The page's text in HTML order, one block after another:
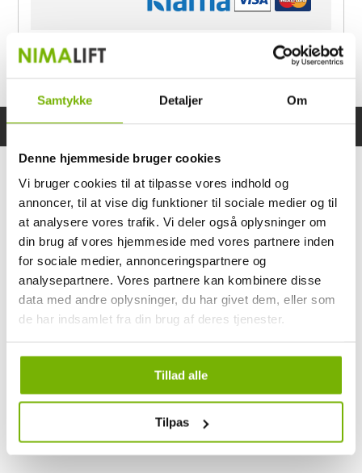
Samtykke Detaljer Om
Denne hjemmeside bruger cookies
Vi bruger cookies til at tilpasse vores indhold og
annoncer, til at vise dig funktioner til sociale medier og til
at analysere vores trafik. Vi deler også oplysninger om
din brug af vores hjemmeside med vores partnere inden
for sociale medier, annonceringspartnere og
analysepartnere. Vores partnere kan kombinere disse
data med andre oplysninger, du har givet dem, eller som
de har indsamlet fra din brug af deres tjenester.
Tillad alle
Tilpas
Vi letar efter stjärnor!